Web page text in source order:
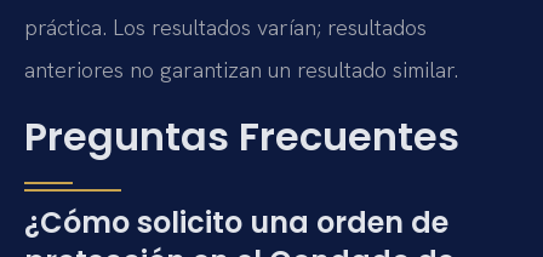
práctica. Los resultados varían; resultados
anteriores no garantizan un resultado similar.
Preguntas Frecuentes
¿Cómo solicito una orden de